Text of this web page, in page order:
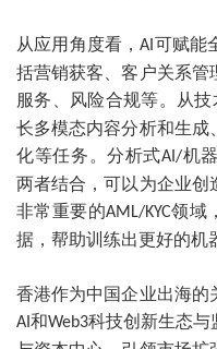
从应用角度看，AI 可赋能
括营销获客、客户关系管
服务、风险合规等。从
长多模态内容分析和生成
化等任务。分析式AI/机
两者结合，可以为企业创
非常重要的AML/KYC领域
据，帮助训练出更好的机
香港作为中国企业出海的
AI 和Web3科技创新生态与